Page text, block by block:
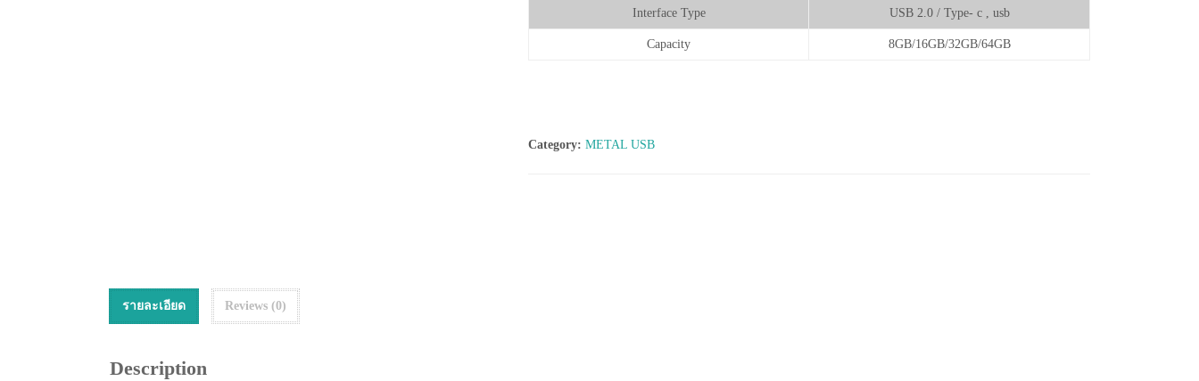
Interface Type USB 2.0 / Type- c , usb
Capacity 8GB/16GB/32GB/64GB
Category: METAL USB
รายละเอียด Reviews (0)
Description